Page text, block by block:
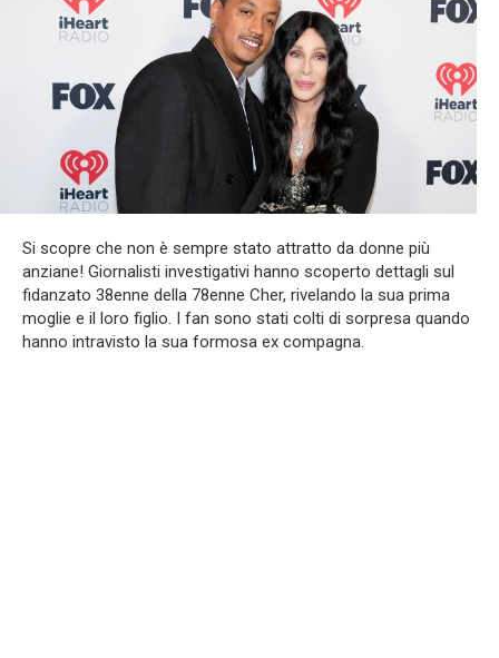
Si scopre che non è sempre stato attratto da donne più
anziane! Giornalisti investigativi hanno scoperto dettagli sul
fidanzato 38enne della 78enne Cher, rivelando la sua prima
moglie e il loro figlio. I fan sono stati colti di sorpresa quando
hanno intravisto la sua formosa ex compagna.